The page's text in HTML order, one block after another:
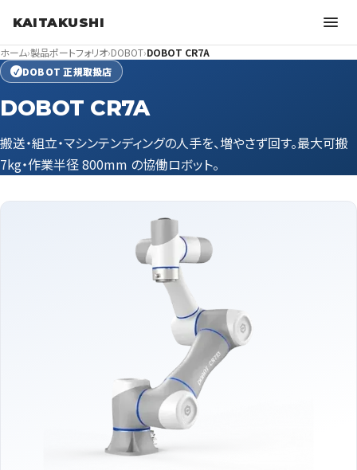
KAITAKUSHI
ホーム›製品ポートフォリオ›DOBOT›DOBOT CR7A
✓ DOBOT 正規取扱店
DOBOT CR7A
搬送・組立・マシンテンディングの人手を、増やさず回す。最大可搬
7kg・作業半径 800mm の協働ロボット。